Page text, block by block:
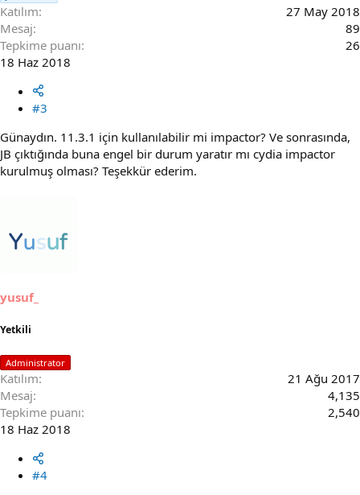
Katılım
27 May 2018
Mesaj
89
Tepkime puanı
26
18 Haz 2018
#3
Günaydın. 11.3.1 için kullanılabilir mi impactor? Ve sonrasında,
JB çıktığında buna engel bir durum yaratır mı cydia impactor
kurulmuş olması? Teşekkür ederim.
yusuf_
Yetkili
Administrator
Katılım
21 Ağu 2017
Mesaj
4,135
Tepkime puanı
2,540
18 Haz 2018
#4